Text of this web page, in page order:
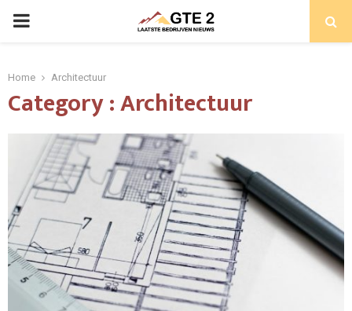
PRIMARY
Home Architectuur
Category : Architectuur